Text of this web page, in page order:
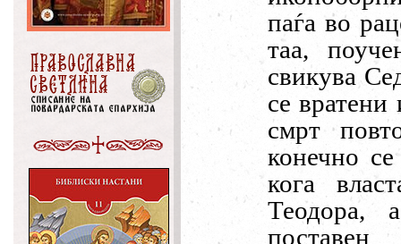
паѓа во
таа,
свикува
се вратени
смрт
конечно
кога
Теодора,